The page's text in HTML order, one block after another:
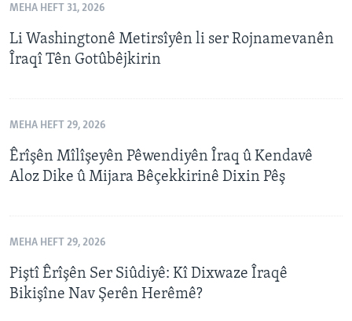
MEHA HEFT 31, 2026
Li Washingtonê Metirsîyên li ser Rojnamevanên
Îraqî Tên Gotûbêjkirin
MEHA HEFT 29, 2026
Êrîşên Mîlîşeyên Pêwendiyên Îraq û Kendavê
Aloz Dike û Mijara Bêçekkirinê Dixin Pêş
MEHA HEFT 29, 2026
Piştî Êrîşên Ser Siûdiyê: Kî Dixwaze Îraqê
Bikişîne Nav Şerên Herêmê?